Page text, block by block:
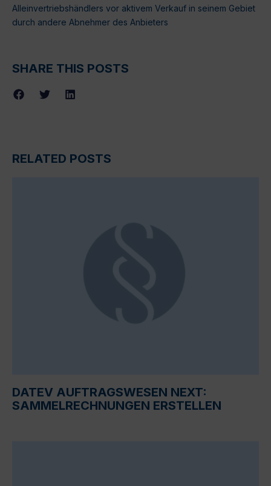
Alleinvertriebshändlers vor aktivem Verkauf in seinem Gebiet
durch andere Abnehmer des Anbieters
SHARE THIS POSTS
RELATED POSTS
DATEV AUFTRAGSWESEN NEXT:
SAMMELRECHNUNGEN ERSTELLEN